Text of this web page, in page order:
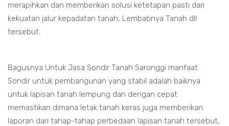
merapihkan dan memberikan solusi ketetapan pasti dari
kekuatan jalur kepadatan tanah, Lembabnya Tanah dll
tersebut.
Bagusnya Untuk Jasa Sondir Tanah Saronggi manfaat
Sondir untuk pembangunan yang stabil adalah baiknya
untuk lapisan tanah lempung dan dengan cepat
memastikan dimana letak tanah keras juga memberikan
laporan dari tahap-tahap perbedaan lapisan tanah tersebut,